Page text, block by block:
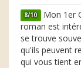
8/10 Mon 1er
roman est
se trouve
qu'ils peuvent
qui vous tient